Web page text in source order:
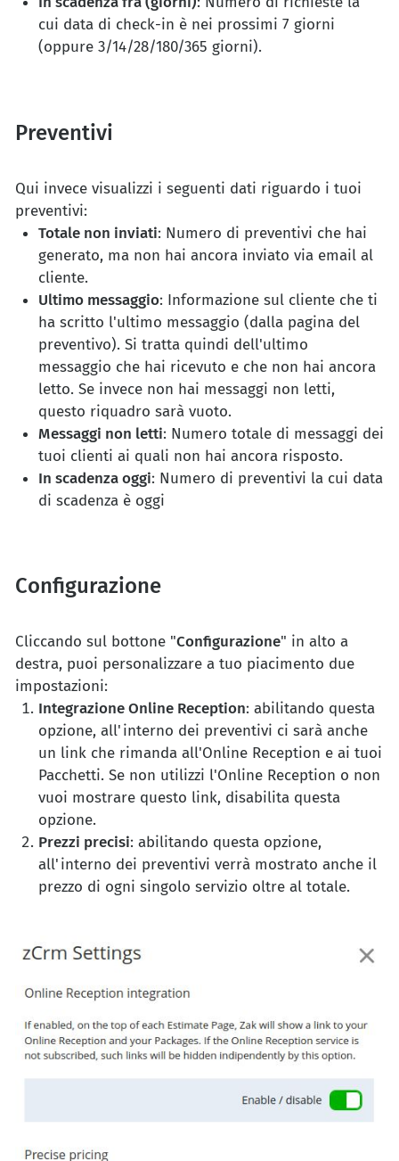
cui data di check-in è nei prossimi 7 giorni
(oppure 3/14/28/180/365 giorni).
Preventivi
Qui invece visualizzi i seguenti dati riguardo i tuoi
preventivi:
Totale non inviati: Numero di preventivi che hai
generato, ma non hai ancora inviato via email al
cliente.
Ultimo messaggio: Informazione sul cliente che ti
ha scritto l'ultimo messaggio (dalla pagina del
preventivo). Si tratta quindi dell'ultimo
messaggio che hai ricevuto e che non hai ancora
letto. Se invece non hai messaggi non letti,
questo riquadro sarà vuoto.
Messaggi non letti: Numero totale di messaggi dei
tuoi clienti ai quali non hai ancora risposto.
In scadenza oggi: Numero di preventivi la cui data
di scadenza è oggi
Configurazione
Cliccando sul bottone "Configurazione" in alto a
destra, puoi personalizzare a tuo piacimento due
impostazioni:
Integrazione Online Reception: abilitando questa
opzione, all'interno dei preventivi ci sarà anche
un link che rimanda all'Online Reception e ai tuoi
Pacchetti. Se non utilizzi l'Online Reception o non
vuoi mostrare questo link, disabilita questa
opzione.
Prezzi precisi: abilitando questa opzione,
all'interno dei preventivi verrà mostrato anche il
prezzo di ogni singolo servizio oltre al totale.